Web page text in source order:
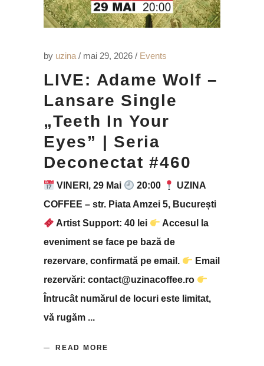
by uzina mai 29, 2026 Events
LIVE: Adame Wolf –
Lansare Single
„Teeth In Your
Eyes” | Seria
Deconectat #460
VINERI, 29 Mai 20:00
UZINA
COFFEE – str. Piata Amzei 5, București
Artist Support: 40 lei
Accesul la
eveniment se face pe bază de
rezervare, confirmată pe email.
Email
rezervări: contact@uzinacoffee.ro
Întrucât numărul de locuri este limitat,
vă rugăm
READ MORE